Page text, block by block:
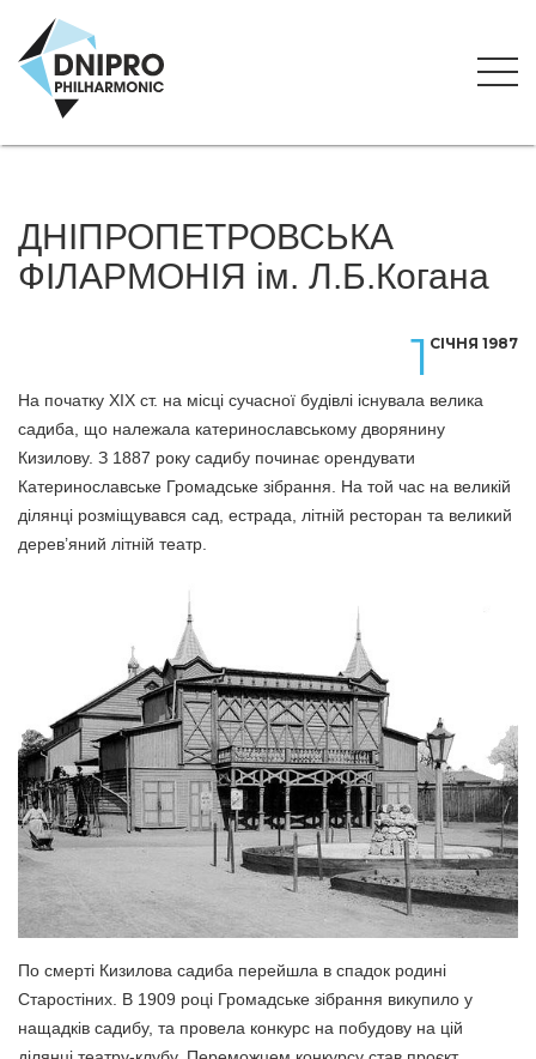
ДНІПРОПЕТРОВСЬКА
ФІЛАРМОНІЯ ім. Л.Б.Когана
СІЧНЯ 1987
1
На початку ХІХ ст. на місці сучасної будівлі існувала велика
садиба, що належала катеринославському дворянину
Кизилову. З 1887 року садибу починає орендувати
Катеринославське Громадське зібрання. На той час на великій
ділянці розміщувався сад, естрада, літній ресторан та великий
дерев’яний літній театр.
По смерті Кизилова садиба перейшла в спадок родині
Старостіних. В 1909 році Громадське зібрання викупило у
нащадків садибу, та провела конкурс на побудову на цій